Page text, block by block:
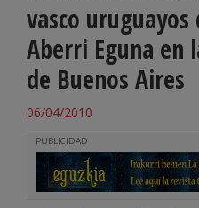
vasco
Aberri Eguna en
de Buenos Aires
06/04/2010
PUBLICIDAD